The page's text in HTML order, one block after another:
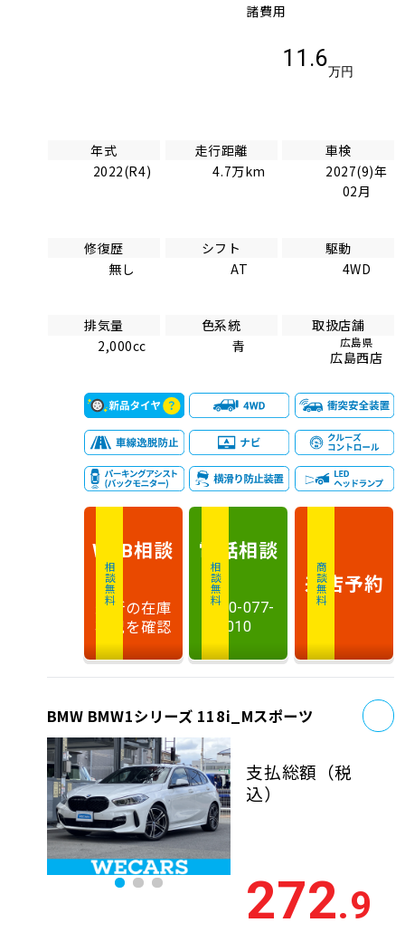
諸費用
11.6
万円
年式
2022(R4)
走行距離
4.7万km
車検
2027(9)年
02月
修復歴
無し
シフト
AT
駆動
4WD
排気量
2,000cc
色系統
青
取扱店舗
広島県
広島西店
相談無料
WEB相談
最新の在庫
状況を確認
相談無料
電話相談
0120-077-
010
商談無料
来店予約
BMW BMW1シリーズ 118i_Mスポーツ
支払総額 （税
込）
272.9